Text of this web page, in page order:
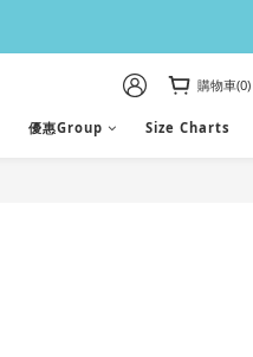
購物車(0)
優惠Group Size Charts